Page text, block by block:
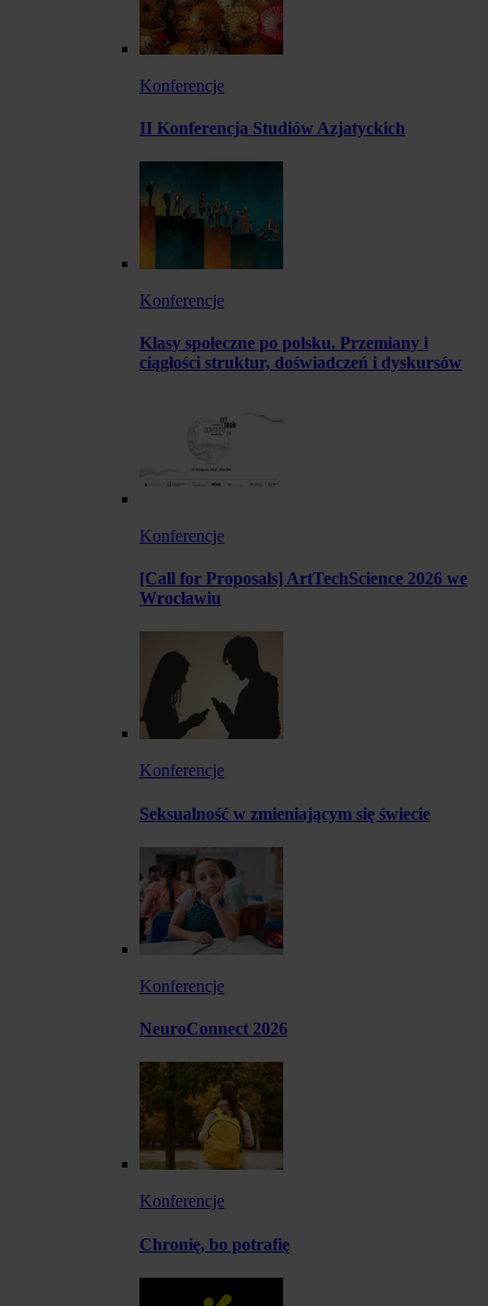
Konferencje
II Konferencja Studiów Azjatyckich
Konferencje
Klasy społeczne po polsku. Przemiany i
ciągłości struktur, doświadczeń i dyskursów
Konferencje
[Call for Proposals] ArtTechScience 2026 we
Wrocławiu
Konferencje
Seksualność w zmieniającym się świecie
Konferencje
NeuroConnect 2026
Konferencje
Chronię, bo potrafię